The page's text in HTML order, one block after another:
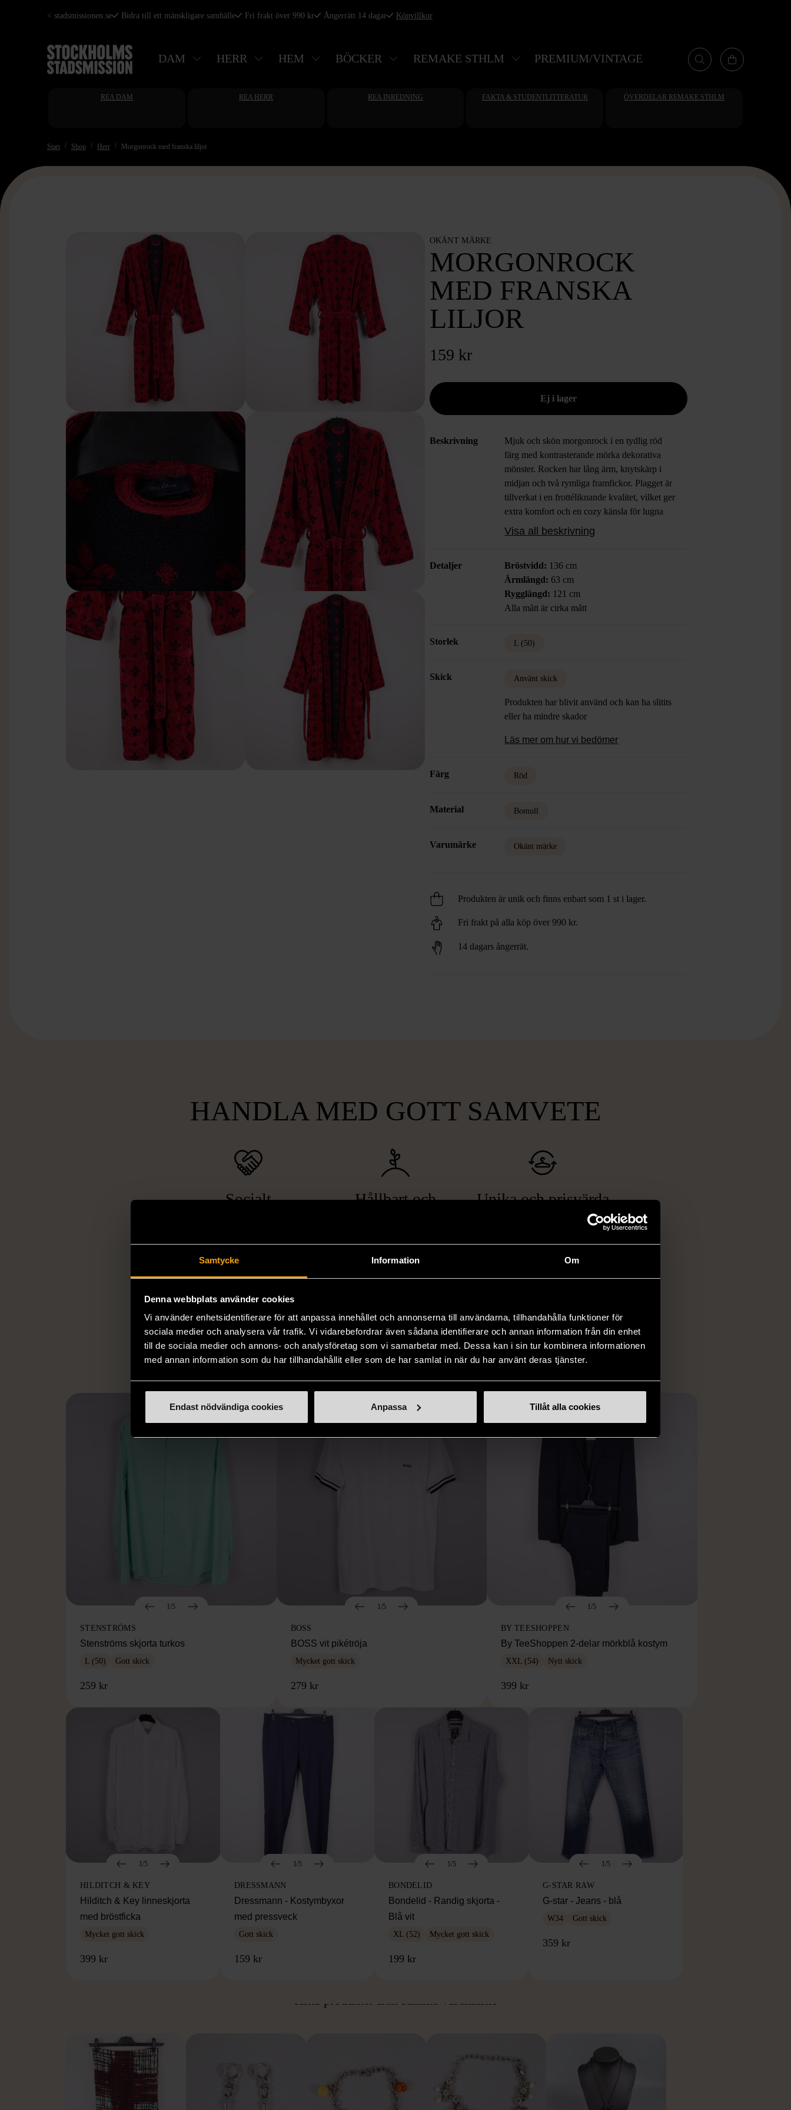
Samtycke Information Om
Denna webbplats använder cookies
Vi använder enhetsidentifierare för att anpassa innehållet och annonserna till användarna, tillhandahålla funktioner för
sociala medier och analysera vår trafik. Vi vidarebefordrar även sådana identifierare och annan information från din enhet
till de sociala medier och annons- och analysföretag som vi samarbetar med. Dessa kan i sin tur kombinera informationen
med annan information som du har tillhandahållit eller som de har samlat in när du har använt deras tjänster.
Endast nödvändiga cookies Anpassa Tillåt alla cookies
Hoppa
huvudinnehåll
< stadsmissionen.se Bidra till ett mänskligare samhälle Fri frakt över 990 kr Ångerrätt 14 dagar Köpvillkor
DAM HERR HEM BÖCKER REMAKE STHLM PREMIUM/VINTAGE
REA DAM REA HERR REA INREDNING FAKTA & STUDENTLITTERATUR ÖVERDELAR REMAKE STHLM
Start Shop Herr Morgonrock med franska liljor
OKÄNT MÄRKE
MORGONROCK
MED FRANSKA
LILJOR
159 kr
Beskrivning
Mjuk och skön morgonrock i en tydlig röd
färg med kontrasterande mörka dekorativa
mönster. Rocken har lång ärm, knytskärp i
midjan och två rymliga framfickor. Plagget är
tillverkat i en frottéliknande kvalitet, vilket ger
extra komfort och en cozy känsla för lugna
stunder hemma.
Visa all beskrivning
Detaljer Bröstvidd: 136 cm
Ärmlängd: 63 cm
Rygglängd: 121 cm
Alla mått är cirka mått
Storlek L (50)
Skick Använt skick
Produkten har blivit använd och kan ha slitits
eller ha mindre skador
Läs mer om hur vi bedömer
Färg Röd
Material Bomull
Varumärke Okänt märke
Produkten är unik och finns enbart som 1 st i lager.
Fri frakt på alla köp över 990 kr.
14 dagars ångerrät.
HANDLA MED GOTT SAMVETE
Socialt
och stötta personer i svåra
arbetstränar personer som står
utanför arbetsmarknaden på ett
eller annat sätt.
Hållbart och
nytt liv åt befintliga produkter.
Unika och prisvärda
inte finns i vanliga butiker.
LIKNANDE PRODUKTER
Hitta produkter som påminner om denna
1/5
STENSTRÖMS
Stenströms skjorta turkos
L (50) Gott skick
259 kr
1/5
BOSS
BOSS vit pikétröja
Mycket gott skick
279 kr
1/5
BY TEESHOPPEN
By TeeShoppen 2-delar mörkblå kostym
XXL (54) Nytt skick
399 kr
1/5
HILDITCH & KEY
Hilditch & Key linneskjorta
med bröstficka
Mycket gott skick
399 kr
1/5
DRESSMANN
Dressmann - Kostymbyxor
med pressveck
Gott skick
159 kr
1/5
BONDELID
Bondelid - Randig skjorta -
Blå vit
XL (52) Mycket gott skick
199 kr
1/5
G-STAR RAW
G-star - Jeans - blå
W34 Gott skick
359 kr
Hitta produkter från samma varumärke